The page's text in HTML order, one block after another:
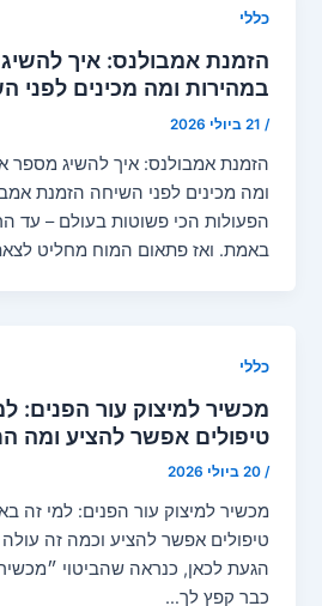
כללי
הזמנת אמבולנס: איך
במהירות ומה מכינים לפני
/ 21 ביולי 2026
הזמנת אמבולנס: איך להשיג מספר
ומה מכינים לפני השיחה הזמנת
הפעולות הכי פשוטות בעולם – עד
באמת. ואז פתאום המוח מחליט
כללי
מכשיר למיצוק עור הפנים:
טיפולים אפשר להציע ומה
/20 ביולי 2026
מכשיר למיצוק עור הפנים: למי זה
טיפולים אפשר להציע וכמה זה
הגעת לכאן, כנראה שהביטוי
כבר קפץ לך…